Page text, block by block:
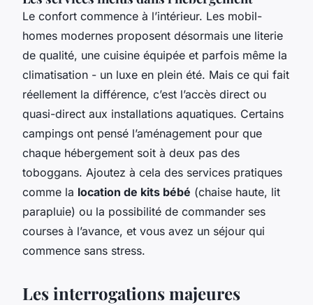
Le confort commence à l’intérieur. Les mobil-
homes modernes proposent désormais une literie
de qualité, une cuisine équipée et parfois même la
climatisation - un luxe en plein été. Mais ce qui fait
réellement la différence, c’est l’accès direct ou
quasi-direct aux installations aquatiques. Certains
campings ont pensé l’aménagement pour que
chaque hébergement soit à deux pas des
toboggans. Ajoutez à cela des services pratiques
comme la location de kits bébé (chaise haute, lit
parapluie) ou la possibilité de commander ses
courses à l’avance, et vous avez un séjour qui
commence sans stress.
Les interrogations majeures